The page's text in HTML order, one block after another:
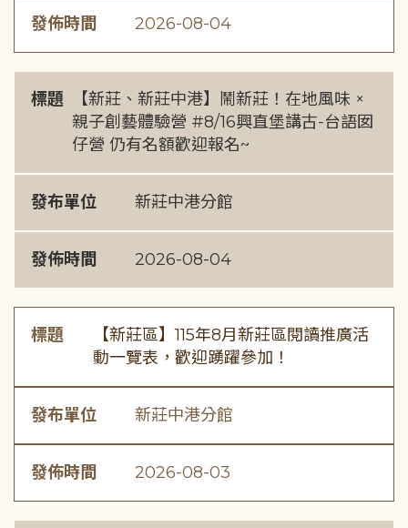
發佈時間 2026-08-04
標題
【新莊、新莊中港】鬧新莊！在地風味 ×
親子創藝體驗營 #8/16興直堡講古-台語囡
仔營 仍有名額歡迎報名~
發布單位 新莊中港分館
發佈時間 2026-08-04
標題
【新莊區】115年8月新莊區閱讀推廣活
動一覽表，歡迎踴躍參加！
發布單位 新莊中港分館
發佈時間 2026-08-03